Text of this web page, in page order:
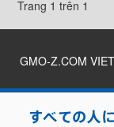
Trang 1 trên 1
GMO-Z.COM
2026